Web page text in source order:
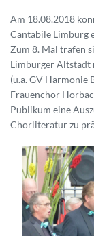
Am 18.08.2018
Cantabile Limburg
Zum 8. Mal trafen
Limburger Altstadt
(u.a. GV Harmonie
Frauenchor
Publikum eine
Chorliteratur zu